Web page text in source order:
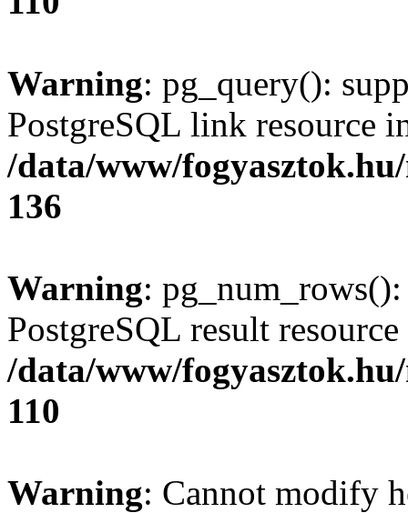
Warning: pg_query():
PostgreSQL link resource
/data/www/
136
Warning:
PostgreSQL result
/data/www/
110
Warning: Cannot modify